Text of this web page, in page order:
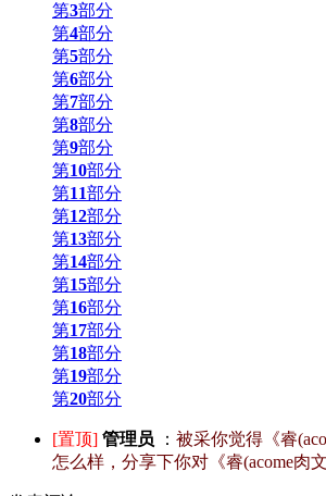
第3部分
第4部分
第5部分
第6部分
第7部分
第8部分
第9部分
第10部分
第11部分
第12部分
第13部分
第14部分
第15部分
第16部分
第17部分
第18部分
第19部分
第20部分
[置顶] 管理员 ： 被采你觉得《睿
怎么样，分享下你对《睿(acome肉